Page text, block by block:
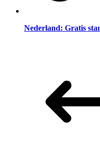
Nederland: Gratis